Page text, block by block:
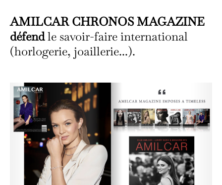
AMILCAR CHRONOS MAGAZINE
défendle savoir-faire international
(horlogerie, joaillerie...).